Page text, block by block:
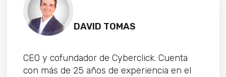
DAVID TOMAS
CEO y cofundador de Cyberclick. Cuenta
con más de 25 años de experiencia en el